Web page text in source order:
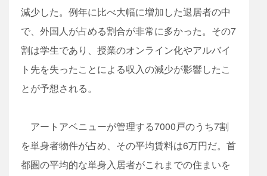
減少した。例年に比べ大幅に増加した退居者の中
で、外国人が占める割合が非常に多かった。その7
割は学生であり、授業のオンライン化やアルバイ
ト先を失ったことによる収入の減少が影響したこ
とが予想される。
アートアベニューが管理する7000戸のうち7割
を単身者物件が占め、その平均賃料は6万円だ。首
都圏の平均的な単身入居者がこれまでの住まいを